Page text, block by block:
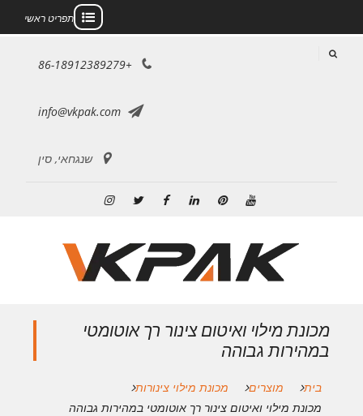
תפריט ראשי
+86-18912389279
info@vkpak.com
שנגחאי, סין
מכונת מילוי ואיטום צינור רך אוטומטי
במהירות גבוהה
בית מוצרים
מכונת מילוי צינורות
מכונת מילוי ואיטום צינור רך אוטומטי במהירות גבוהה